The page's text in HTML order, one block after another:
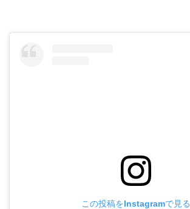
この投稿をInstagramで見る